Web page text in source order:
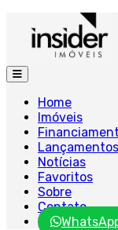
Home
Imóveis
Lançamentos
Notícias
Favoritos
Sobre
Contato